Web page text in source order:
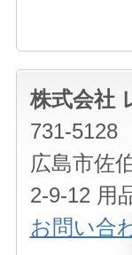
株式会社
731-5128
広島市佐
2-9-12 用
お問い合